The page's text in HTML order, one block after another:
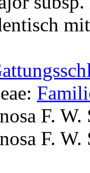
F. W.
F. W.